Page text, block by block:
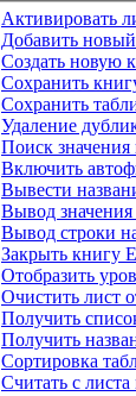
Активировать
Добавить
Создать новую
Сохранить
Сохранить
Удаление
Поиск значения
Включить
Вывести
Вывод
Вывод строки
Закрыть книгу
Отобразить
Очистить лист
Получить
Получить
Сортировка
Считать с листа